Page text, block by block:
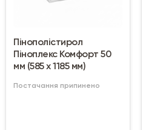
Пінополістирол
Піноплекс Комфорт 50
мм (585 х 1185 мм)
Постачання припинено